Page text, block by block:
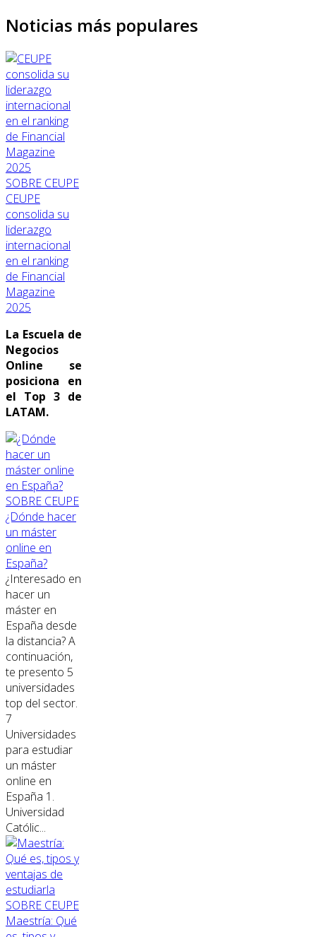
Noticias más populares
SOBRE CEUPE
CEUPE
consolida su
liderazgo
internacional
en el ranking
de Financial
Magazine
2025
La Escuela de
Negocios
Online se
posiciona en
el Top 3 de
LATAM.
SOBRE CEUPE
¿Dónde hacer
un máster
online en
España?
¿Interesado en
hacer un
máster en
España desde
la distancia? A
continuación,
te presento 5
universidades
top del sector.
7
Universidades
para estudiar
un máster
online en
España 1.
Universidad
Católic...
SOBRE CEUPE
Maestría: Qué